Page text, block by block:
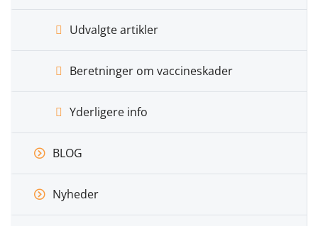
Udvalgte artikler
Beretninger om vaccineskader
Yderligere info
BLOG
Nyheder